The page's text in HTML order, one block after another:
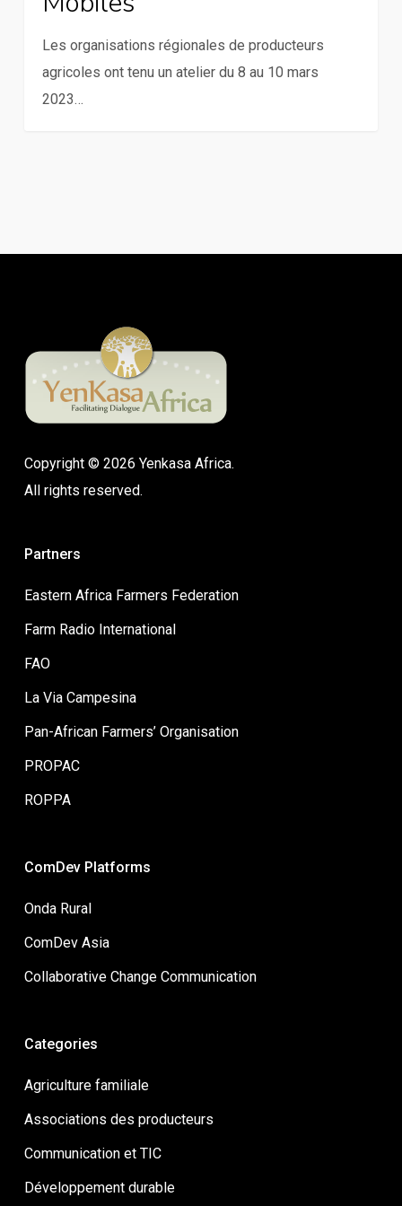
mobiles
Les organisations régionales de producteurs
agricoles ont tenu un atelier du 8 au 10 mars
2023…
Copyright © 2026 Yenkasa Africa.
All rights reserved.
Partners
Eastern Africa Farmers Federation
Farm Radio International
FAO
La Via Campesina
Pan-African Farmers’ Organisation
PROPAC
ROPPA
ComDev Platforms
Onda Rural
ComDev Asia
Collaborative Change Communication
Categories
Agriculture familiale
Associations des producteurs
Communication et TIC
Développement durable